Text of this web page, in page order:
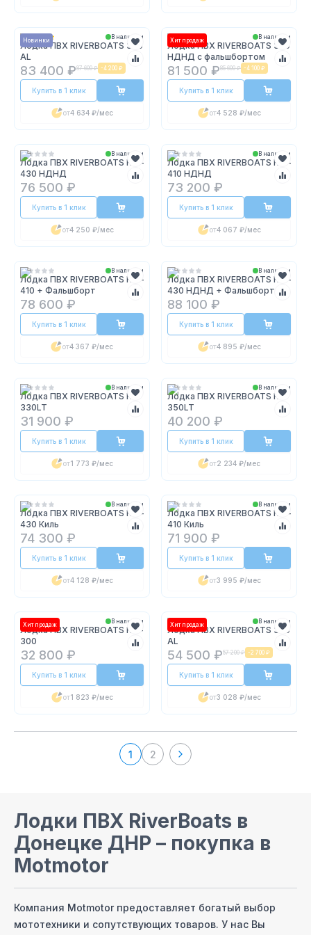
Новинки В наличии
Лодка ПВХ RIVERBOATS 390
AL
83 400 ₽87 600 ₽ -4 200 ₽
Купить в 1 клик
от4 634 ₽/мес
Хит продаж В наличии
Лодка ПВХ RIVERBOATS 390
НДНД с фальшбортом
81 500 ₽85 600 ₽ -4 100 ₽
Купить в 1 клик
от4 528 ₽/мес
В наличии
Лодка ПВХ RIVERBOATS RB –
430 НДНД
76 500 ₽
Купить в 1 клик
от4 250 ₽/мес
В наличии
Лодка ПВХ RIVERBOATS RB –
410 НДНД
73 200 ₽
Купить в 1 клик
от4 067 ₽/мес
В наличии
Лодка ПВХ RIVERBOATS RB –
410 + Фальшборт
78 600 ₽
Купить в 1 клик
от4 367 ₽/мес
В наличии
Лодка ПВХ RIVERBOATS RB –
430 НДНД + Фальшборт
88 100 ₽
Купить в 1 клик
от4 895 ₽/мес
В наличии
Лодка ПВХ RIVERBOATS RB-
330LT
31 900 ₽
Купить в 1 клик
от1 773 ₽/мес
В наличии
Лодка ПВХ RIVERBOATS RB-
350LT
40 200 ₽
Купить в 1 клик
от2 234 ₽/мес
В наличии
Лодка ПВХ RIVERBOATS RB –
430 Киль
74 300 ₽
Купить в 1 клик
от4 128 ₽/мес
В наличии
Лодка ПВХ RIVERBOATS RB –
410 Киль
71 900 ₽
Купить в 1 клик
от3 995 ₽/мес
Хит продаж В наличии
Лодка ПВХ RIVERBOATS RB -
300
32 800 ₽
Купить в 1 клик
от1 823 ₽/мес
Хит продаж В наличии
Лодка ПВХ RIVERBOATS 370
AL
54 500 ₽57 200 ₽ -2 700 ₽
Купить в 1 клик
от3 028 ₽/мес
1 2
Лодки ПВХ RiverBoats в
Донецке ДНР – покупка в
Motmotor
Компания Motmotor предоставляет богатый выбор
мототехники и сопутствующих товаров. У нас Вы